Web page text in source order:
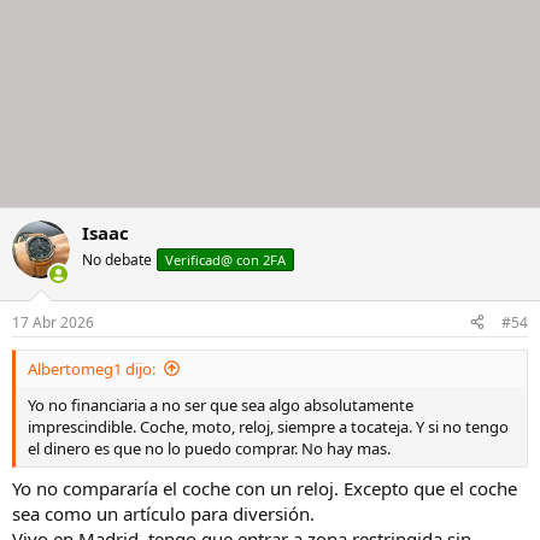
Isaac
No debate Verificad@ con 2FA
17 Abr 2026 #54
Albertomeg1 dijo:
Yo no financiaria a no ser que sea algo absolutamente
imprescindible. Coche, moto, reloj, siempre a tocateja. Y si no tengo
el dinero es que no lo puedo comprar. No hay mas.
Yo no compararía el coche con un reloj. Excepto que el coche
sea como un artículo para diversión.